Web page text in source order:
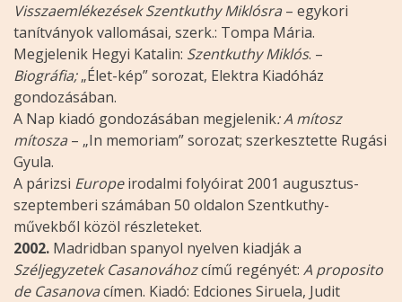
Visszaemlékezések Szentkuthy Miklósra – egykori
tanítványok vallomásai, szerk.: Tompa Mária.
Megjelenik Hegyi Katalin: Szentkuthy Miklós. –
Biográfia;„Élet-kép” sorozat, Elektra Kiadóház
gondozásában.
A Nap kiadó gondozásában megjelenik: A mítosz
mítosza – „In memoriam” sorozat; szerkesztette Rugási
Gyula.
A párizsi Europeirodalmi folyóirat 2001 augusztus-
szeptemberi számában 50 oldalon Szentkuthy-
művekből közöl részleteket.
2002. Madridban spanyol nyelven kiadják a
Széljegyzetek Casanováhozcímű regényét: A proposito
de Casanovacímen. Kiadó: Edciones Siruela, Judit